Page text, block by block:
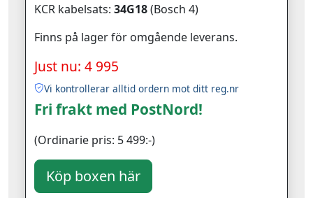
KCR kabelsats: 34G18(Bosch 4)
Finns på lager för omgående leverans.
Just nu: 4 995
Vi kontrollerar alltid ordern mot ditt reg.nr
Fri frakt med PostNord!
(Ordinarie pris: 5 499:-)